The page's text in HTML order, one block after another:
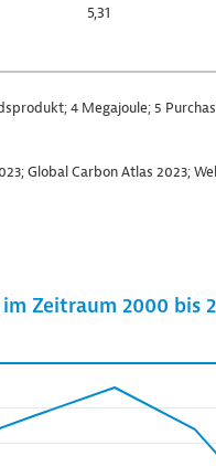
5,31
4 Megajoule; 5
Global Carbon Atlas 2023;